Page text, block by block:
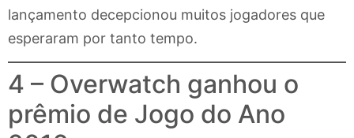
lançamento decepcionou muitos jogadores que
esperaram por tanto tempo.
4 – Overwatch ganhou o
prêmio de Jogo do Ano